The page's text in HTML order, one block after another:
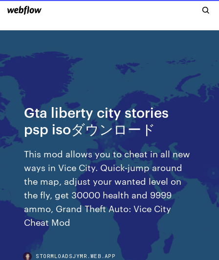
Gta liberty city stories
psp isoダウンロード
This mod allows you to cheat in all new
ways in Vice City. Quick-jump around
the map, adjust your wanted level on
the fly, get 30000 health and 9999
ammo, Grand Theft Auto: Vice City
Cheat Mod
STORMLOADSJYMR.WEB.APP